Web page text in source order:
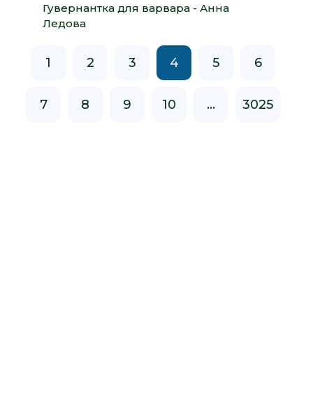
Гувернантка для варвара - Анна
Ледова
1 2 3 4 5 6
7 8 9 10 ... 3025